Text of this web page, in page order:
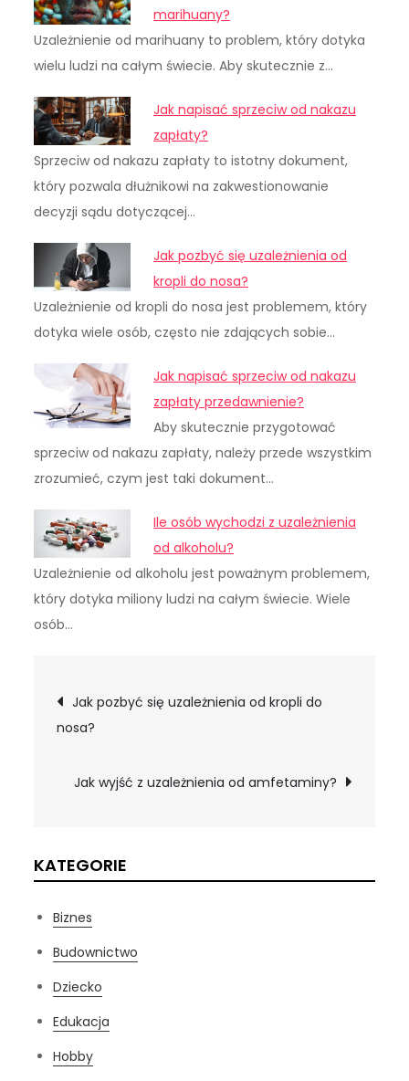
marihuany?
Uzależnienie od marihuany to problem, który dotyka
wielu ludzi na całym świecie. Aby skutecznie z…
Jak napisać sprzeciw od nakazu
zapłaty?
Sprzeciw od nakazu zapłaty to istotny dokument,
który pozwala dłużnikowi na zakwestionowanie
decyzji sądu dotyczącej…
Jak pozbyć się uzależnienia od
kropli do nosa?
Uzależnienie od kropli do nosa jest problemem, który
dotyka wiele osób, często nie zdających sobie…
Jak napisać sprzeciw od nakazu
zapłaty przedawnienie?
Aby skutecznie przygotować
sprzeciw od nakazu zapłaty, należy przede wszystkim
zrozumieć, czym jest taki dokument…
Ile osób wychodzi z uzależnienia
od alkoholu?
Uzależnienie od alkoholu jest poważnym problemem,
który dotyka miliony ludzi na całym świecie. Wiele
osób…
Nawigacja
wpisu
Jak pozbyć się uzależnienia od kropli do
nosa?
Jak wyjść z uzależnienia od amfetaminy?
KATEGORIE
Biznes
Budownictwo
Dziecko
Edukacja
Hobby